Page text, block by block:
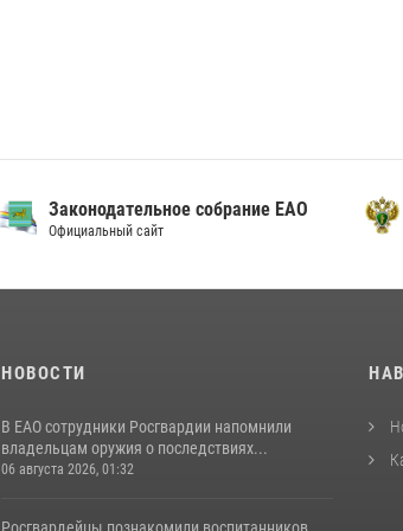
Законодательное собрание ЕАО
Официальный сайт
НОВОСТИ
В ЕАО сотрудники Росгвардии напомнили
владельцам оружия о последствиях...
06 августа 2026, 01:32